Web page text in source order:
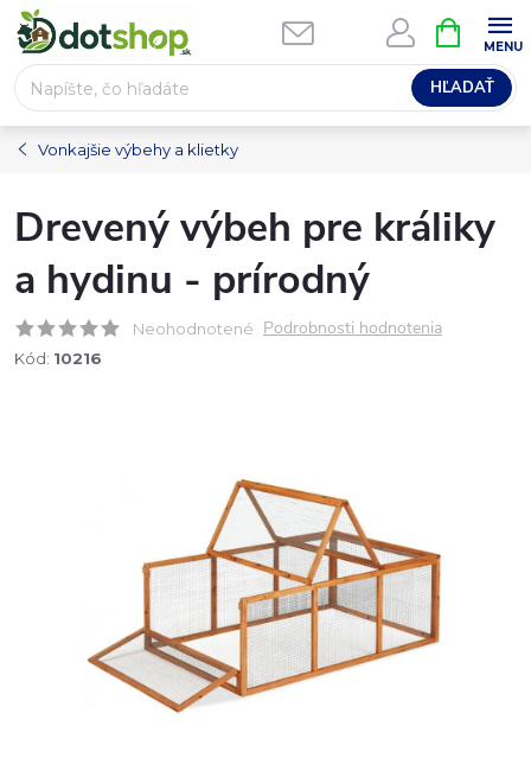
Prejsť
na
obsah
HĽADAŤ
KOŠÍK
Vonkajšie výbehy a klietky
Drevený výbeh pre králiky
a hydinu - prírodný
Neohodnotené Podrobnosti hodnotenia
Kód: 10216